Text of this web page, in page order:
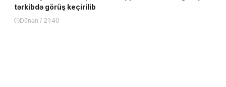
tərkibdə görüş keçirilib
Dünən / 21:40